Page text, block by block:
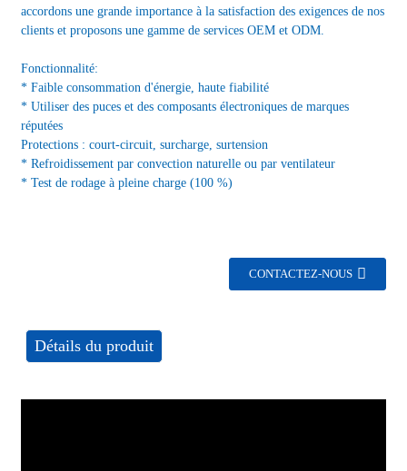
accordons une grande importance à la satisfaction des exigences de nos
clients et proposons une gamme de services OEM et ODM.
Fonctionnalité:
* Faible consommation d'énergie, haute fiabilité
* Utiliser des puces et des composants électroniques de marques
réputées
Protections : court-circuit, surcharge, surtension
* Refroidissement par convection naturelle ou par ventilateur
* Test de rodage à pleine charge (100 %)
CONTACTEZ-NOUS
Détails du produit